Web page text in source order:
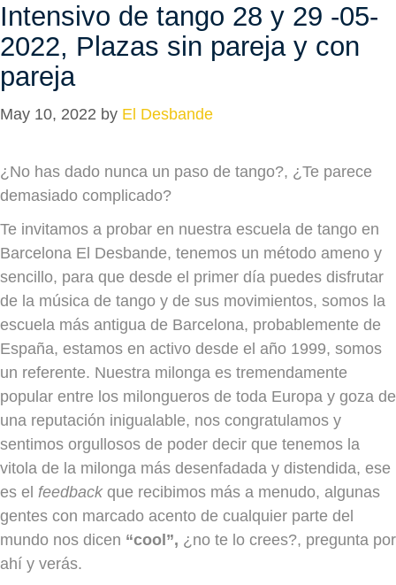
Intensivo de tango 28 y 29 -05-
2022, Plazas sin pareja y con
pareja
May 10, 2022 by El Desbande
¿No has dado nunca un paso de tango?, ¿Te parece
demasiado complicado?
Te invitamos a probar en nuestra escuela de tango en
Barcelona El Desbande, tenemos un método ameno y
sencillo, para que desde el primer día puedes disfrutar
de la música de tango y de sus movimientos, somos la
escuela más antigua de Barcelona, probablemente de
España, estamos en activo desde el año 1999, somos
un referente. Nuestra milonga es tremendamente
popular entre los milongueros de toda Europa y goza de
una reputación inigualable, nos congratulamos y
sentimos orgullosos de poder decir que tenemos la
vitola de la milonga más desenfadada y distendida, ese
es el feedbackque recibimos más a menudo, algunas
gentes con marcado acento de cualquier parte del
mundo nos dicen “cool”, ¿no te lo crees?, pregunta por
ahí y verás.